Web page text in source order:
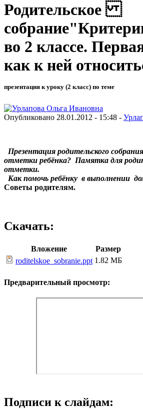
Родительское
во 2 классе.
как к ней
презентация к уроку (2 класс) по теме
Опубликовано 28.01.2012 - 15:48 -
Презентация родительского
отметки ребёнка? Памятка для
отметки.
Как помочь ребёнку в выполнении
Советы родителям.
Скачать:
Вложение
Размер
roditelskoe_sobranie.ppt 1.82 МБ
Предварительный просмотр:
Подписи к слайдам: